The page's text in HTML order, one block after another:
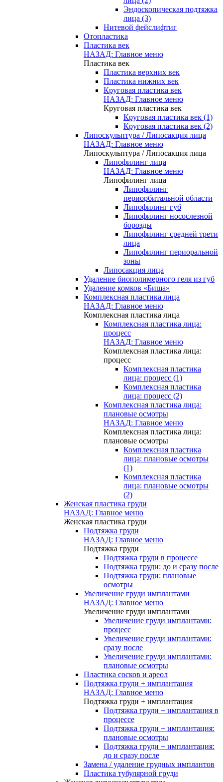
Эндоскопическая подтяжка
лица (3)
Нитевой фейслифтиг
Отопластика
Пластика век
НАЗАД: Главное меню
Пластика век
Пластика верхних век
Пластика нижних век
Круговая пластика век
НАЗАД: Главное меню
Круговая пластика век
Круговая пластика век (1)
Круговая пластика век (2)
Липоскульптура / Липосакция лица
НАЗАД: Главное меню
Липоскульптура / Липосакция лица
Липофилинг лица
НАЗАД: Главное меню
Липофилинг лица
Липофилинг
периорбитальной области
Липофилинг губ
Липофилинг носослезной
борозды
Липофилинг средней трети
лица
Липофилинг периоральной
зоны
Липосакция лица
Удаление биополимерного геля из губ
Удаление комков «Биша»
Комплексная пластика лица
НАЗАД: Главное меню
Комплексная пластика лица
Комплексная пластика лица:
процесс
НАЗАД: Главное меню
Комплексная пластика лица:
процесс
Комплексная пластика
лица: процесс (1)
Комплексная пластика
лица: процесс (2)
Комплексная пластика лица:
плановые осмотры
НАЗАД: Главное меню
Комплексная пластика лица:
плановые осмотры
Комплексная пластика
лица: плановые осмотры
(1)
Комплексная пластика
лица: плановые осмотры
(2)
Женская пластика груди
НАЗАД: Главное меню
Женская пластика груди
Подтяжка груди
НАЗАД: Главное меню
Подтяжка груди
Подтяжка груди в процессе
Подтяжка груди: до и сразу после
Подтяжка груди: плановые
осмотры
Увеличение груди имплантами
НАЗАД: Главное меню
Увеличение груди имплантами
Увеличение груди имплантами:
процесс
Увеличение груди имплантами:
сразу после
Увеличение груди имплантами:
плановые осмотры
Пластика сосков и ареол
Подтяжка груди + имплантация
НАЗАД: Главное меню
Подтяжка груди + имплантация
Подтяжка груди + имплантация в
процессе
Подтяжка груди + имплантация:
плановые осмотры
Подтяжка груди + имплантация:
до и сразу после
Замена / удаление грудных имплантов
Пластика тубулярной груди